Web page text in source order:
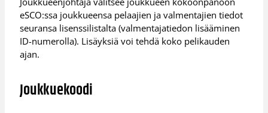
eSCO:ssa joukkueensa pelaajien ja valmentajien tiedot
seuransa lisenssilistalta (valmentajatiedon lisääminen
ID-numerolla). Lisäyksiä voi tehdä koko pelikauden
ajan.
Joukkuekoodi